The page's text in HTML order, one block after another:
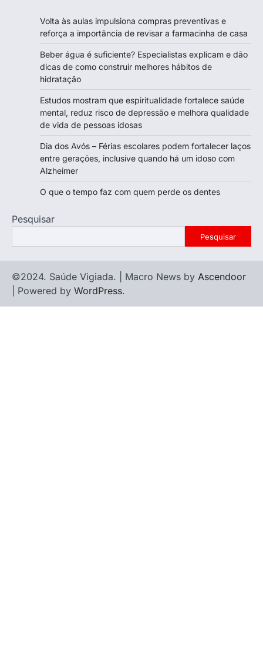
Volta às aulas impulsiona compras preventivas e
reforça a importância de revisar a farmacinha de casa
Beber água é suficiente? Especialistas explicam e dão
dicas de como construir melhores hábitos de
hidratação
Estudos mostram que espiritualidade fortalece saúde
mental, reduz risco de depressão e melhora qualidade
de vida de pessoas idosas
Dia dos Avós – Férias escolares podem fortalecer laços
entre gerações, inclusive quando há um idoso com
Alzheimer
O que o tempo faz com quem perde os dentes
Pesquisar
Pesquisar
©2024. Saúde Vigiada. | Macro News by Ascendoor
| Powered by WordPress.